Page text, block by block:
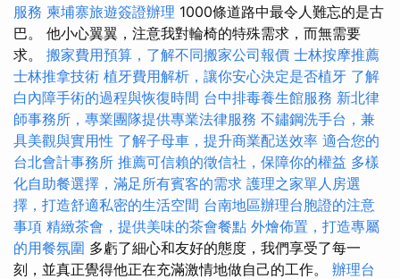
服務 柬埔寨旅遊簽證辦理 1000條道路中最令人難忘的是古
巴。 他小心翼翼，注意我對輪椅的特殊需求，而無需要
求。 搬家費用預算，了解不同搬家公司報價 士林按摩推薦
士林推拿技術 植牙費用解析，讓你安心決定是否植牙 了解
白內障手術的過程與恢復時間 台中排毒養生館服務 新北律
師事務所，專業團隊提供專業法律服務 不鏽鋼洗手台，兼
具美觀與實用性 了解子母車，提升商業配送效率 適合您的
台北會計事務所 推薦可信賴的徵信社，保障你的權益 多樣
化自助餐選擇，滿足所有賓客的需求 護理之家單人房選
擇，打造舒適私密的生活空間 台南地區辦理台胞證的注意
事項 精緻茶會，提供美味的茶會餐點 外燴佈置，打造專屬
的用餐氛圍 多虧了細心和友好的態度，我們享受了每一
刻，並真正覺得他正在充滿激情地做自己的工作。 辦理台